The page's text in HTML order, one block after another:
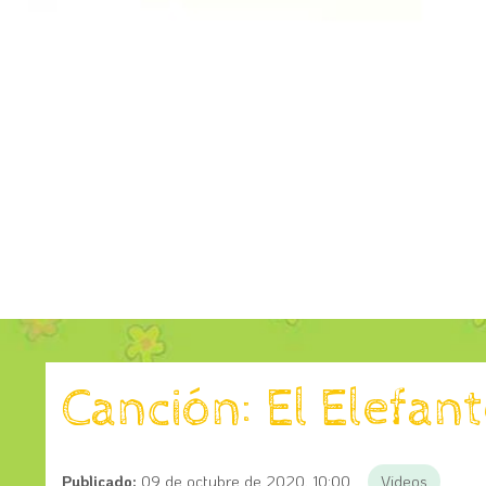
Canción: El
Publicado: 09 de octubre de 2020, 10:00 Videos